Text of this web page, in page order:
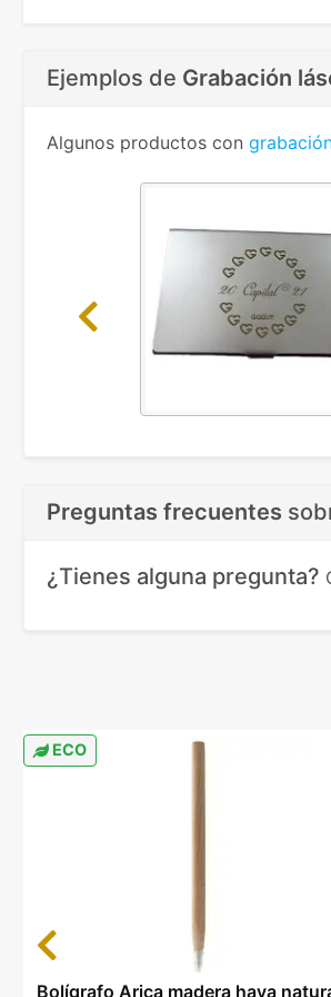
Ejemplos de Grabación
Algunos productos con
Previous
Preguntas frecuentes
¿Tienes alguna pregunta?
ECO
Bolígrafo Arica madera haya
Previous